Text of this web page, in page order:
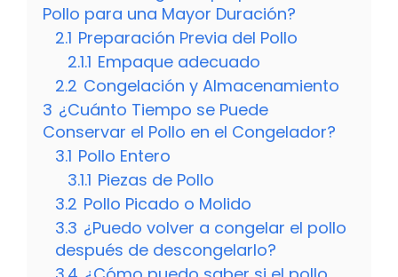
Pollo para una Mayor Duración?
2.1 Preparación Previa del Pollo
2.1.1 Empaque adecuado
2.2 Congelación y Almacenamiento
3 ¿Cuánto Tiempo se Puede
Conservar el Pollo en el Congelador?
3.1 Pollo Entero
3.1.1 Piezas de Pollo
3.2 Pollo Picado o Molido
3.3 ¿Puedo volver a congelar el pollo
después de descongelarlo?